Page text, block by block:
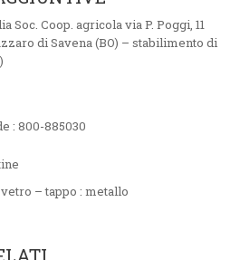
Soc. Coop. agricola via P. Poggi, 11
di Savena (BO) – stabilimento di
: 800-885030
– tappo : metallo